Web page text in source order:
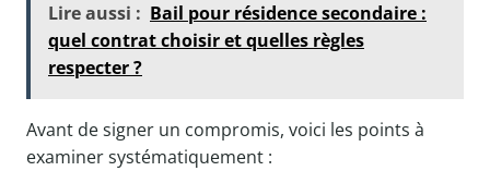
Lire aussi : Bail pour résidence secondaire :
quel contrat choisir et quelles règles
respecter ?
Avant de signer un compromis, voici les points à
examiner systématiquement :